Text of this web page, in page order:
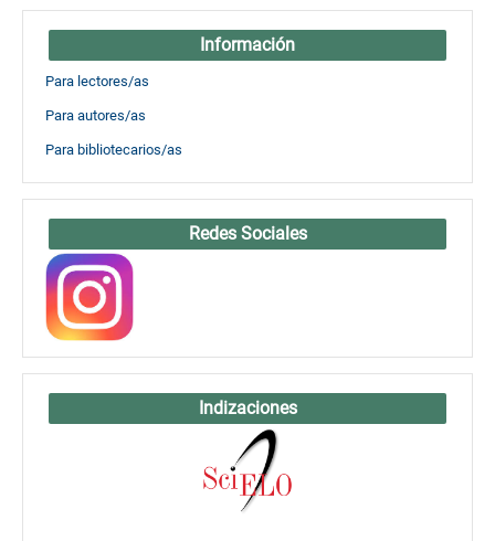
Información
Para lectores/as
Para autores/as
Para bibliotecarios/as
Redes Sociales
Indizaciones